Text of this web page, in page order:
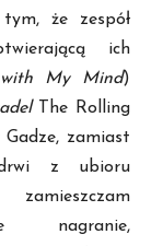
że zespół
ich
with My Mind)
The Rolling
zamiast
z ubioru
nagranie,